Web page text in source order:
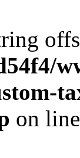
on